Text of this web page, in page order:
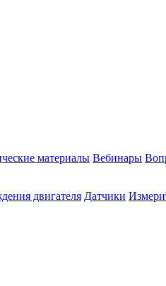
материалы Вебинары
двигателя Датчики